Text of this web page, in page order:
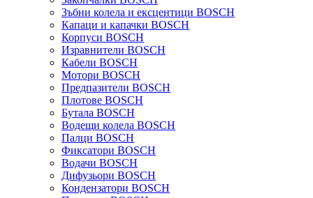
Зъбни колела и ексцентици BOSCH
Капаци и капачки BOSCH
Корпуси BOSCH
Изравнители BOSCH
Кабели BOSCH
Мотори BOSCH
Предпазители BOSCH
Плотове BOSCH
Бутала BOSCH
Водещи колела BOSCH
Палци BOSCH
Фиксатори BOSCH
Водачи BOSCH
Дифузьори BOSCH
Кондензатори BOSCH